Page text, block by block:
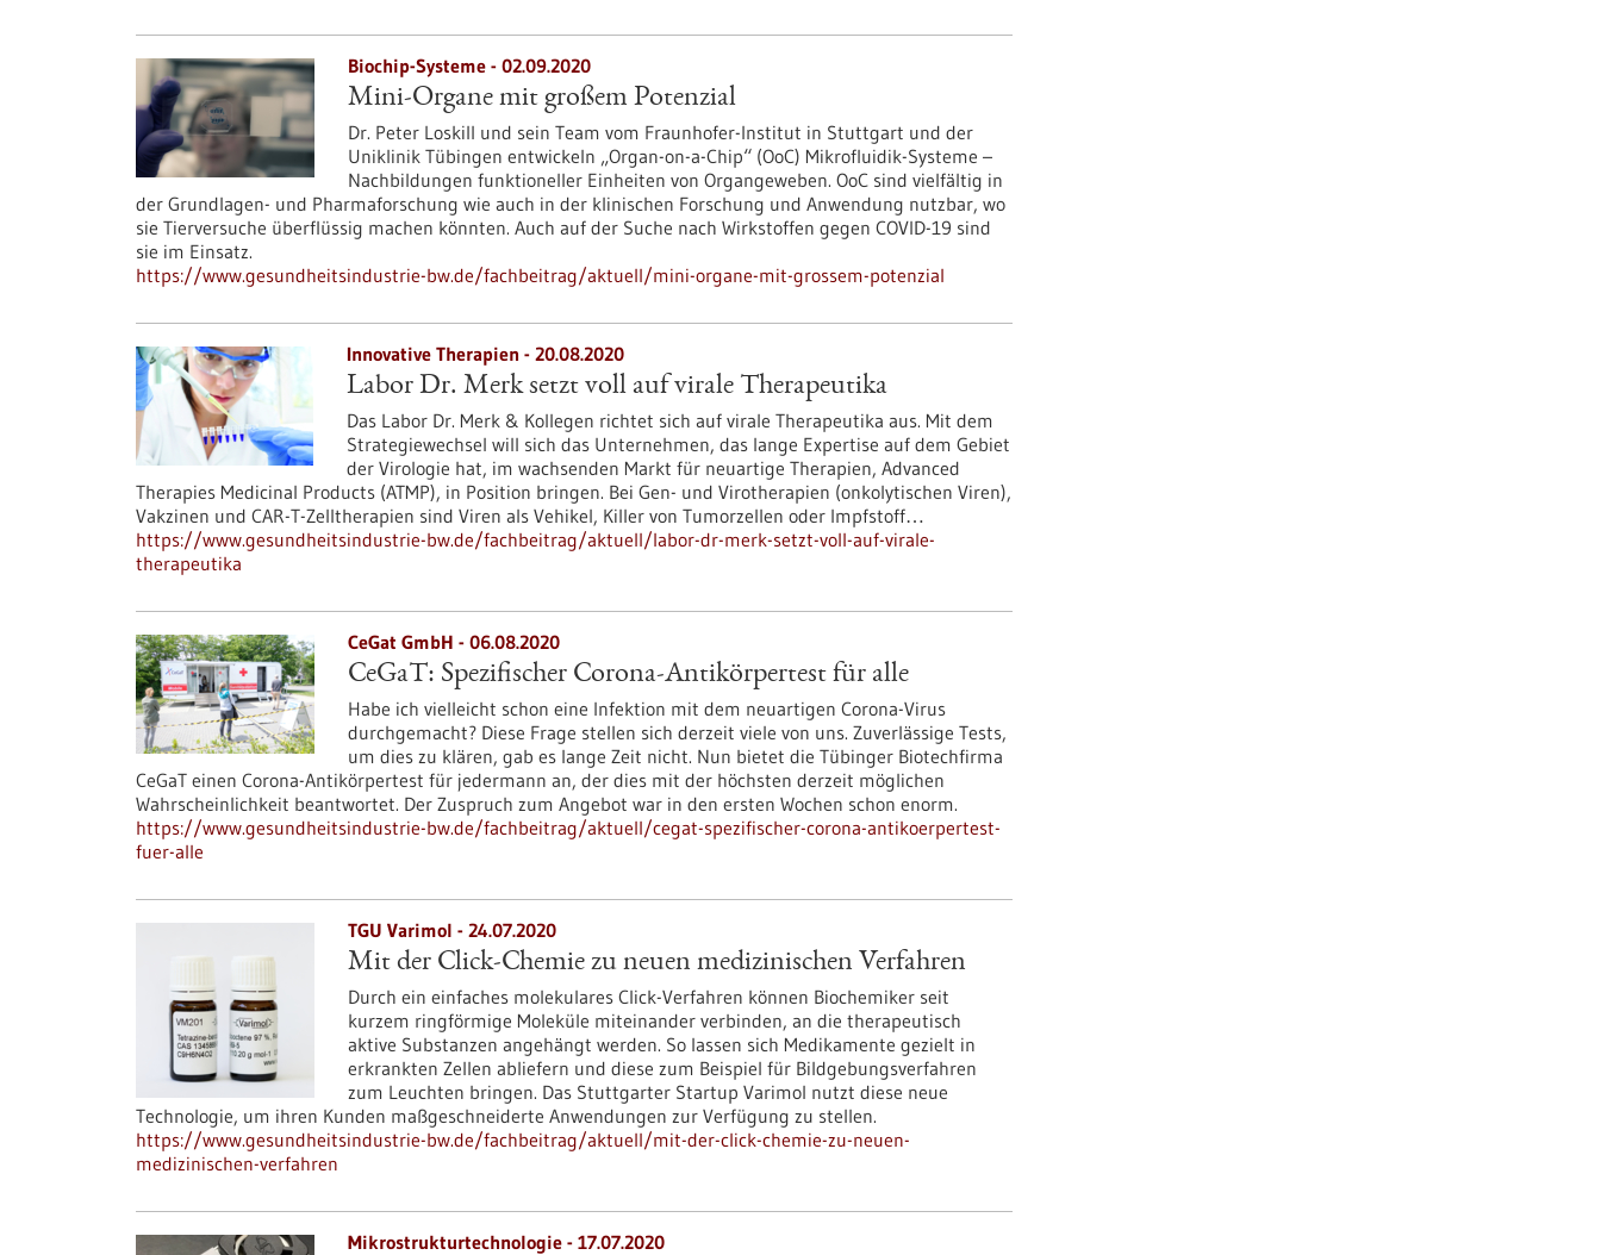
Biochip-Systeme - 02.09.2020
Mini-Organe mit großem Potenzial
Dr. Peter Loskill und sein Team vom Fraunhofer-Institut in Stuttgart und der
Uniklinik Tübingen entwickeln „Organ-on-a-Chip“ (OoC) Mikrofluidik-Systeme –
Nachbildungen funktioneller Einheiten von Organgeweben. OoC sind vielfältig in
der Grundlagen- und Pharmaforschung wie auch in der klinischen Forschung und Anwendung nutzbar, wo
sie Tierversuche überflüssig machen könnten. Auch auf der Suche nach Wirkstoffen gegen COVID-19 sind
sie im Einsatz.
https://www.gesundheitsindustrie-bw.de/fachbeitrag/aktuell/mini-organe-mit-grossem-potenzial
Innovative Therapien - 20.08.2020
Labor Dr. Merk setzt voll auf virale Therapeutika
Das Labor Dr. Merk & Kollegen richtet sich auf virale Therapeutika aus. Mit dem
Strategiewechsel will sich das Unternehmen, das lange Expertise auf dem Gebiet
der Virologie hat, im wachsenden Markt für neuartige Therapien, Advanced
Therapies Medicinal Products (ATMP), in Position bringen. Bei Gen- und Virotherapien (onkolytischen Viren),
Vakzinen und CAR-T-Zelltherapien sind Viren als Vehikel, Killer von Tumorzellen oder Impfstoff…
https://www.gesundheitsindustrie-bw.de/fachbeitrag/aktuell/labor-dr-merk-setzt-voll-auf-virale-
therapeutika
CeGat GmbH - 06.08.2020
CeGaT: Spezifischer Corona-Antikörpertest für alle
Habe ich vielleicht schon eine Infektion mit dem neuartigen Corona-Virus
durchgemacht? Diese Frage stellen sich derzeit viele von uns. Zuverlässige Tests,
um dies zu klären, gab es lange Zeit nicht. Nun bietet die Tübinger Biotechfirma
CeGaT einen Corona-Antikörpertest für jedermann an, der dies mit der höchsten derzeit möglichen
Wahrscheinlichkeit beantwortet. Der Zuspruch zum Angebot war in den ersten Wochen schon enorm.
https://www.gesundheitsindustrie-bw.de/fachbeitrag/aktuell/cegat-spezifischer-corona-antikoerpertest-
fuer-alle
TGU Varimol - 24.07.2020
Mit der Click-Chemie zu neuen medizinischen Verfahren
Durch ein einfaches molekulares Click-Verfahren können Biochemiker seit
kurzem ringförmige Moleküle miteinander verbinden, an die therapeutisch
aktive Substanzen angehängt werden. So lassen sich Medikamente gezielt in
erkrankten Zellen abliefern und diese zum Beispiel für Bildgebungsverfahren
zum Leuchten bringen. Das Stuttgarter Startup Varimol nutzt diese neue
Technologie, um ihren Kunden maßgeschneiderte Anwendungen zur Verfügung zu stellen.
https://www.gesundheitsindustrie-bw.de/fachbeitrag/aktuell/mit-der-click-chemie-zu-neuen-
medizinischen-verfahren
Mikrostrukturtechnologie - 17.07.2020